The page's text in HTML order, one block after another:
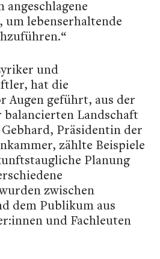
angeschlagene
lebenserhaltende
und
hat die
Augen geführt, aus der
balancierten Landschaft
Präsidentin der
zählte Beispiele
Planung
zwischen
dem Publikum aus
und Fachleuten